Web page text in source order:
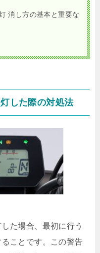
消し方の基本と重要な
した際の対処法
た場合、最初に行う
ことです。この警告